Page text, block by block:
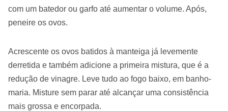
com um batedor ou garfo até aumentar o volume. Após,
peneire os ovos.
Acrescente os ovos batidos à manteiga já levemente
derretida e também adicione a primeira mistura, que é a
redução de vinagre. Leve tudo ao fogo baixo, em banho-
maria. Misture sem parar até alcançar uma consistência
mais grossa e encorpada.